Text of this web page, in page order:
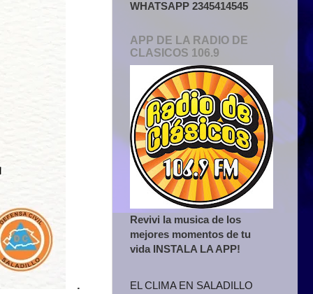
.
WHATSAPP 2345414545
APP DE LA RADIO DE
CLASICOS 106.9
Revivi la musica de los
mejores momentos de tu
vida INSTALA LA APP!
EL CLIMA EN SALADILLO